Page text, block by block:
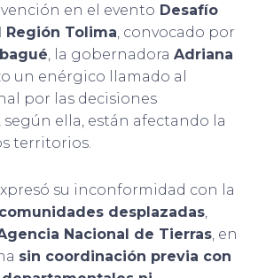
en el evento Desafío
Tolima , convocado por
, la gobernadora Adriana
un enérgico llamado al
por las decisiones
ella, están afectando la
territorios.
su inconformidad con la
desplazadas
Nacional de Tierras , en
sin coordinación previa con